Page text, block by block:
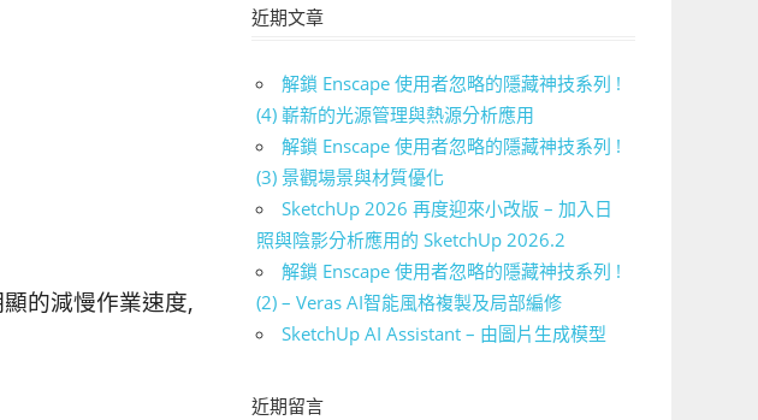
的減慢作業速度,
近期文章
解鎖 Enscape 使用者忽略的隱藏神技系列 !
(4) 嶄新的光源管理與熱源分析應用
解鎖 Enscape 使用者忽略的隱藏神技系列 !
(3) 景觀場景與材質優化
SketchUp 2026 再度迎來小改版 – 加入日
照與陰影分析應用的 SketchUp 2026.2
解鎖 Enscape 使用者忽略的隱藏神技系列 !
(2) – Veras AI智能風格複製及局部編修
SketchUp AI Assistant – 由圖片生成模型
近期留言